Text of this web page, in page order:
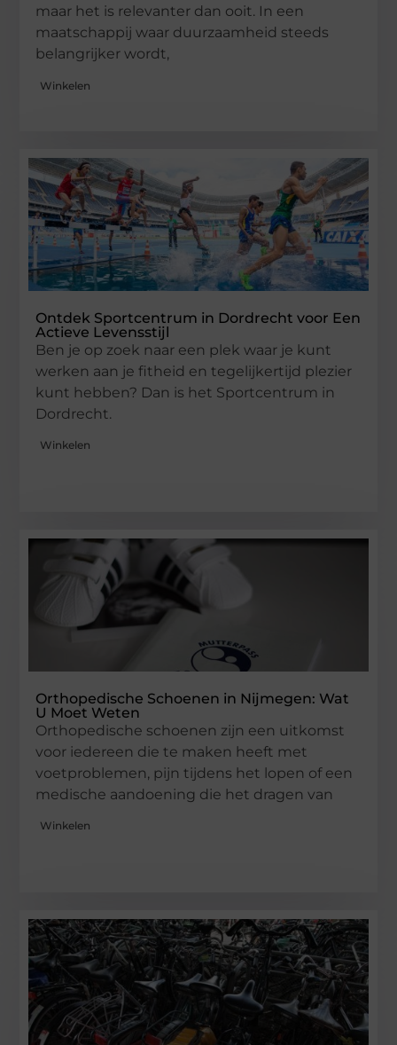
maar het is relevanter dan ooit. In een
maatschappij waar duurzaamheid steeds
belangrijker wordt,
Winkelen
Ontdek Sportcentrum in Dordrecht voor Een
Actieve Levensstijl
Ben je op zoek naar een plek waar je kunt
werken aan je fitheid en tegelijkertijd plezier
kunt hebben? Dan is het Sportcentrum in
Dordrecht.
Winkelen
Orthopedische Schoenen in Nijmegen: Wat
U Moet Weten
Orthopedische schoenen zijn een uitkomst
voor iedereen die te maken heeft met
voetproblemen, pijn tijdens het lopen of een
medische aandoening die het dragen van
Winkelen